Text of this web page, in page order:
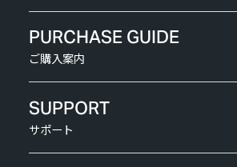
PURCHASE GUIDE
ご購入案内
SUPPORT
サポート